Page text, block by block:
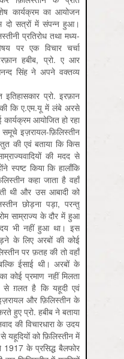
कार्यक्रम का आयोजन
दो सत्रों में संपन्न हुआ।
प्रतिरोध तथा मध्य-
पर एक विचार चर्चा
हबीब, प्रो. ए आर
सिंह ने अपने वक्तव्य
इतिहासकार प्रो. इरफ़ान
कि ए.एम.यू में लंबे अरसे
आयोजित हो रहा
इज़रायल-फ़ि‍लिस्तीन
की एवं बताया कि किस
की मदद से
स्पष्ट किया कि हालाँकि
कहा जाता है वहाँ
थी और उस आबादी को
छोड़ना पड़ा, परन्तु
साम्राज्य के दौर में हुआ
भी नहीं हुआ था। इस
के लिए अरबों की कोई
पर फ़तह की तो वहाँ
ईसाई थी। अरबों के
कोई प्रमाण नहीं मिलता
से ग़लत है कि यहूदी एवं
और फ़ि‍लिस्तीन के
हुए प्रो. हबीब ने बताया
की विचारधारा के उदय
यहूदियों को फ़ि‍लिस्तीन में
1917 के प्रसिद्ध बैलफोर